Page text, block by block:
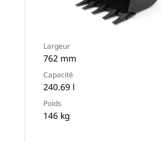
Largeur
762 mm
Capacité
240.69 l
Poids
146 kg